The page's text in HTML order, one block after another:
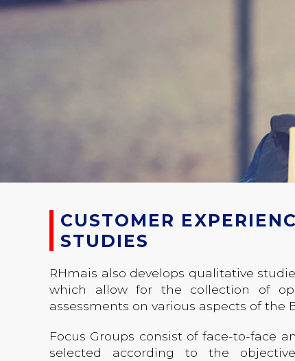
CUSTOMER
STUDIES
RHmais also develops qualitative
which allow for the collection of
assessments on various aspects of the
Focus Groups consist of face-to-face
selected according to the